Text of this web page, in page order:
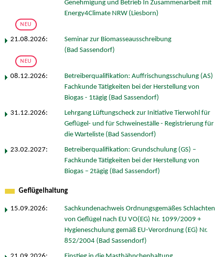
Genehmigung und Betrieb In Zusammenarbeit mit
Energy4Climate NRW (Liesborn)
NEU
21.08.2026:
Seminar zur Biomasseausschreibung
(Bad Sassendorf)
NEU
08.12.2026:
Betreiberqualifikation: Auffrischungsschulung (AS)
Fachkunde Tätigkeiten bei der Herstellung von
Biogas - 1tägig (Bad Sassendorf)
31.12.2026:
Lehrgang Lüftungscheck zur Initiative Tierwohl für
Geflügel- und für Schweineställe - Registrierung für
die Warteliste (Bad Sassendorf)
23.02.2027:
Betreiberqualifikation: Grundschulung (GS) –
Fachkunde Tätigkeiten bei der Herstellung von
Biogas – 2tägig (Bad Sassendorf)
Geflügelhaltung
15.09.2026:
Sachkundenachweis Ordnungsgemäßes Schlachten
von Geflügel nach EU VO(EG) Nr. 1099/2009 +
Hygieneschulung gemäß EU-Verordnung (EG) Nr.
852/2004 (Bad Sassendorf)